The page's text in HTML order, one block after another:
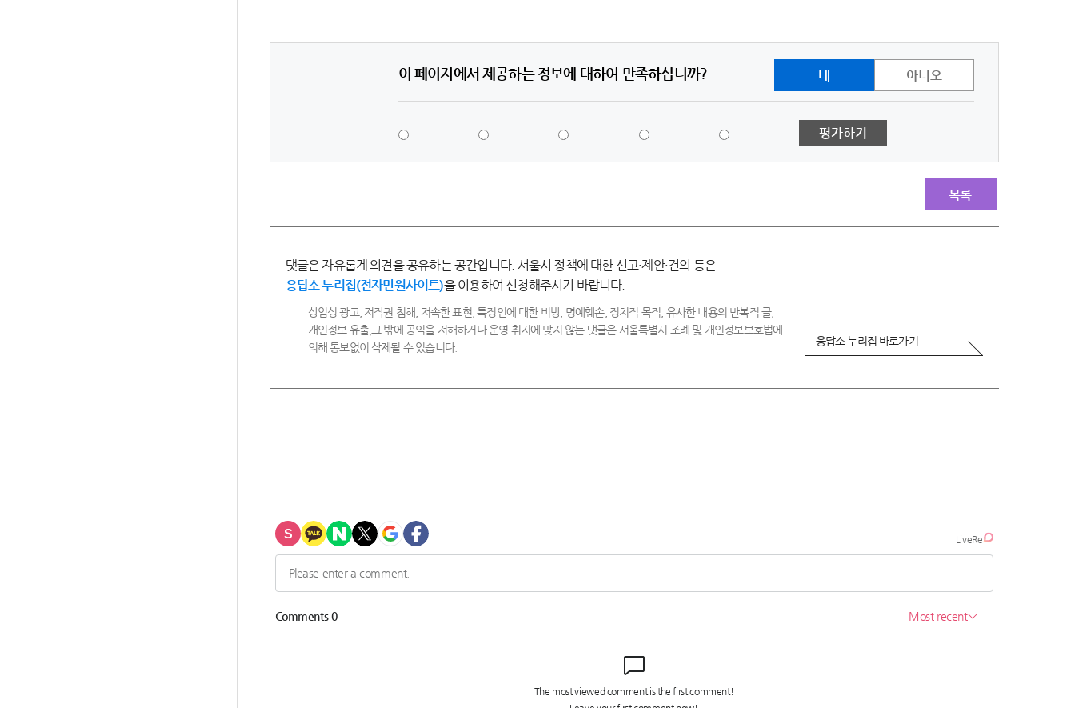
이 페이지에서 제공하는 정보에 대하여 만족하십니까? 네 아니오
평가하기
목록
댓글은 자유롭게 의견을 공유하는 공간입니다. 서울시 정책에 대한 신고·제안·건의 등은
응답소 누리집(전자민원사이트)을 이용하여 신청해주시기 바랍니다.
상업성 광고, 저작권 침해, 저속한 표현, 특정인에 대한 비방, 명예훼손, 정치적 목적, 유사한 내용의 반복적 글,
개인정보 유출,그 밖에 공익을 저해하거나 운영 취지에 맞지 않는 댓글은 서울특별시 조례 및 개인정보보호법에
의해 통보없이 삭제될 수 있습니다.
응답소 누리집 바로가기